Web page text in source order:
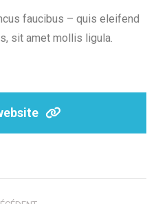
faucibus – quis eleifend
sit amet mollis ligula.